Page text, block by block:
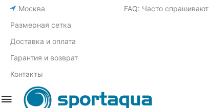
Москва
FAQ: Часто спрашивают
Размерная сетка
Доставка и оплата
Гарантия и возврат
Контакты